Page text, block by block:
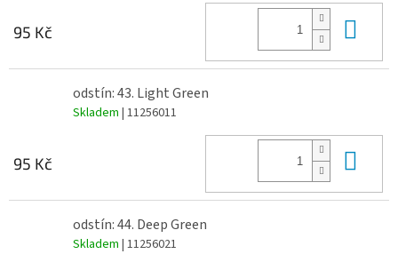
95 Kč
odstín: 43. Light Green
Skladem | 11256011
95 Kč
odstín: 44. Deep Green
Skladem | 11256021